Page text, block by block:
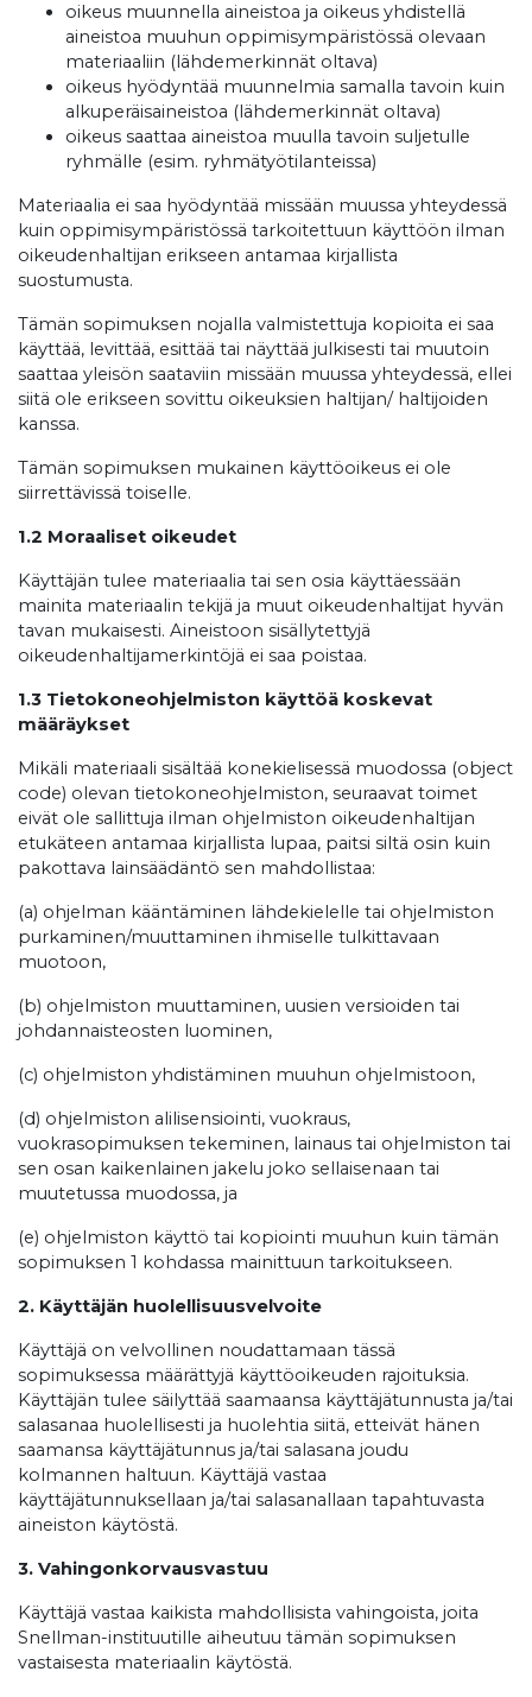
oikeus muunnella aineistoa ja oikeus yhdistellä
aineistoa muuhun oppimisympäristössä olevaan
materiaaliin (lähdemerkinnät oltava)
oikeus hyödyntää muunnelmia samalla tavoin kuin
alkuperäisaineistoa (lähdemerkinnät oltava)
oikeus saattaa aineistoa muulla tavoin suljetulle
ryhmälle (esim. ryhmätyötilanteissa)
Materiaalia ei saa hyödyntää missään muussa yhteydessä
kuin oppimisympäristössä tarkoitettuun käyttöön ilman
oikeudenhaltijan erikseen antamaa kirjallista
suostumusta.
Tämän sopimuksen nojalla valmistettuja kopioita ei saa
käyttää, levittää, esittää tai näyttää julkisesti tai muutoin
saattaa yleisön saataviin missään muussa yhteydessä, ellei
siitä ole erikseen sovittu oikeuksien haltijan/ haltijoiden
kanssa.
Tämän sopimuksen mukainen käyttöoikeus ei ole
siirrettävissä toiselle.
1.2 Moraaliset oikeudet
Käyttäjän tulee materiaalia tai sen osia käyttäessään
mainita materiaalin tekijä ja muut oikeudenhaltijat hyvän
tavan mukaisesti. Aineistoon sisällytettyjä
oikeudenhaltijamerkintöjä ei saa poistaa.
1.3 Tietokoneohjelmiston käyttöä koskevat
määräykset
Mikäli materiaali sisältää konekielisessä muodossa (object
code) olevan tietokoneohjelmiston, seuraavat toimet
eivät ole sallittuja ilman ohjelmiston oikeudenhaltijan
etukäteen antamaa kirjallista lupaa, paitsi siltä osin kuin
pakottava lainsäädäntö sen mahdollistaa:
(a) ohjelman kääntäminen lähdekielelle tai ohjelmiston
purkaminen/muuttaminen ihmiselle tulkittavaan
muotoon,
(b) ohjelmiston muuttaminen, uusien versioiden tai
johdannaisteosten luominen,
(c) ohjelmiston yhdistäminen muuhun ohjelmistoon,
(d) ohjelmiston alilisensiointi, vuokraus,
vuokrasopimuksen tekeminen, lainaus tai ohjelmiston tai
sen osan kaikenlainen jakelu joko sellaisenaan tai
muutetussa muodossa, ja
(e) ohjelmiston käyttö tai kopiointi muuhun kuin tämän
sopimuksen 1 kohdassa mainittuun tarkoitukseen.
2. Käyttäjän huolellisuusvelvoite
Käyttäjä on velvollinen noudattamaan tässä
sopimuksessa määrättyjä käyttöoikeuden rajoituksia.
Käyttäjän tulee säilyttää saamaansa käyttäjätunnusta ja/tai
salasanaa huolellisesti ja huolehtia siitä, etteivät hänen
saamansa käyttäjätunnus ja/tai salasana joudu
kolmannen haltuun. Käyttäjä vastaa
käyttäjätunnuksellaan ja/tai salasanallaan tapahtuvasta
aineiston käytöstä.
3. Vahingonkorvausvastuu
Käyttäjä vastaa kaikista mahdollisista vahingoista, joita
Snellman-instituutille aiheutuu tämän sopimuksen
vastaisesta materiaalin käytöstä.